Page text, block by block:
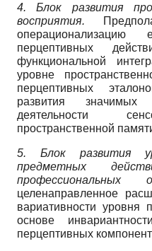
4. Блок развития
восприятия.
операционализацию
перцептивных
функциональной
уровне
перцептивных
развития значимых
деятельности
пространственной
5. Блок развития
предметных
профессиональных
целенаправленное
вариативности уровня
основе
перцептивных